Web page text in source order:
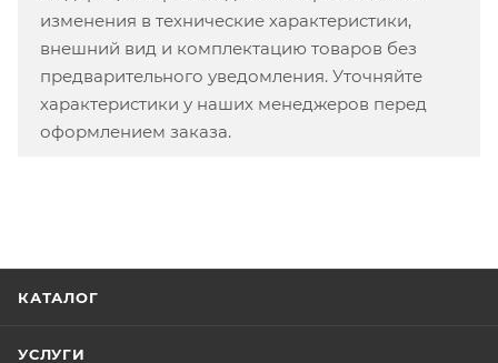
изменения в технические характеристики,
внешний вид и комплектацию товаров без
предварительного уведомления. Уточняйте
характеристики у наших менеджеров перед
оформлением заказа.
КАТАЛОГ
УСЛУГИ